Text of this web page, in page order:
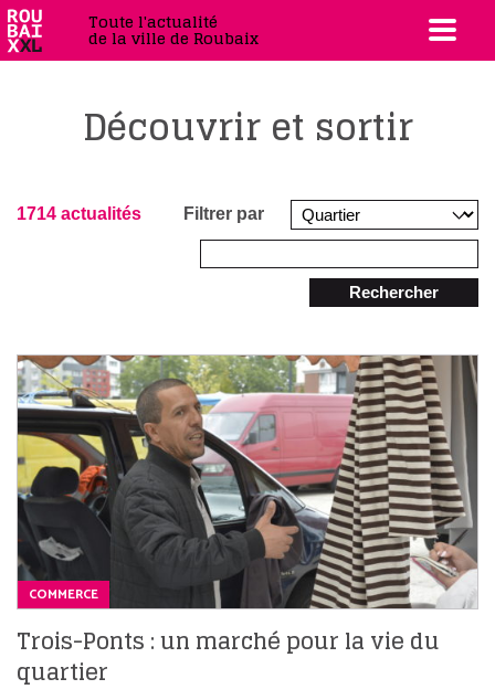
Toute l'actualité
de la ville de Roubaix
Découvrir et sortir
1714 actualités Filtrer par
Rechercher
COMMERCE
Trois-Ponts : un marché pour la vie du
quartier